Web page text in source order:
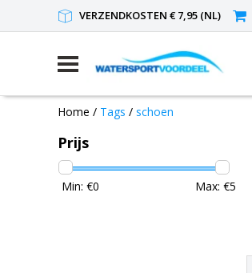
VERZENDKOSTEN € 7,95 (NL)
Home / Tags / schoen
Prijs
Min: €0 Max: €5